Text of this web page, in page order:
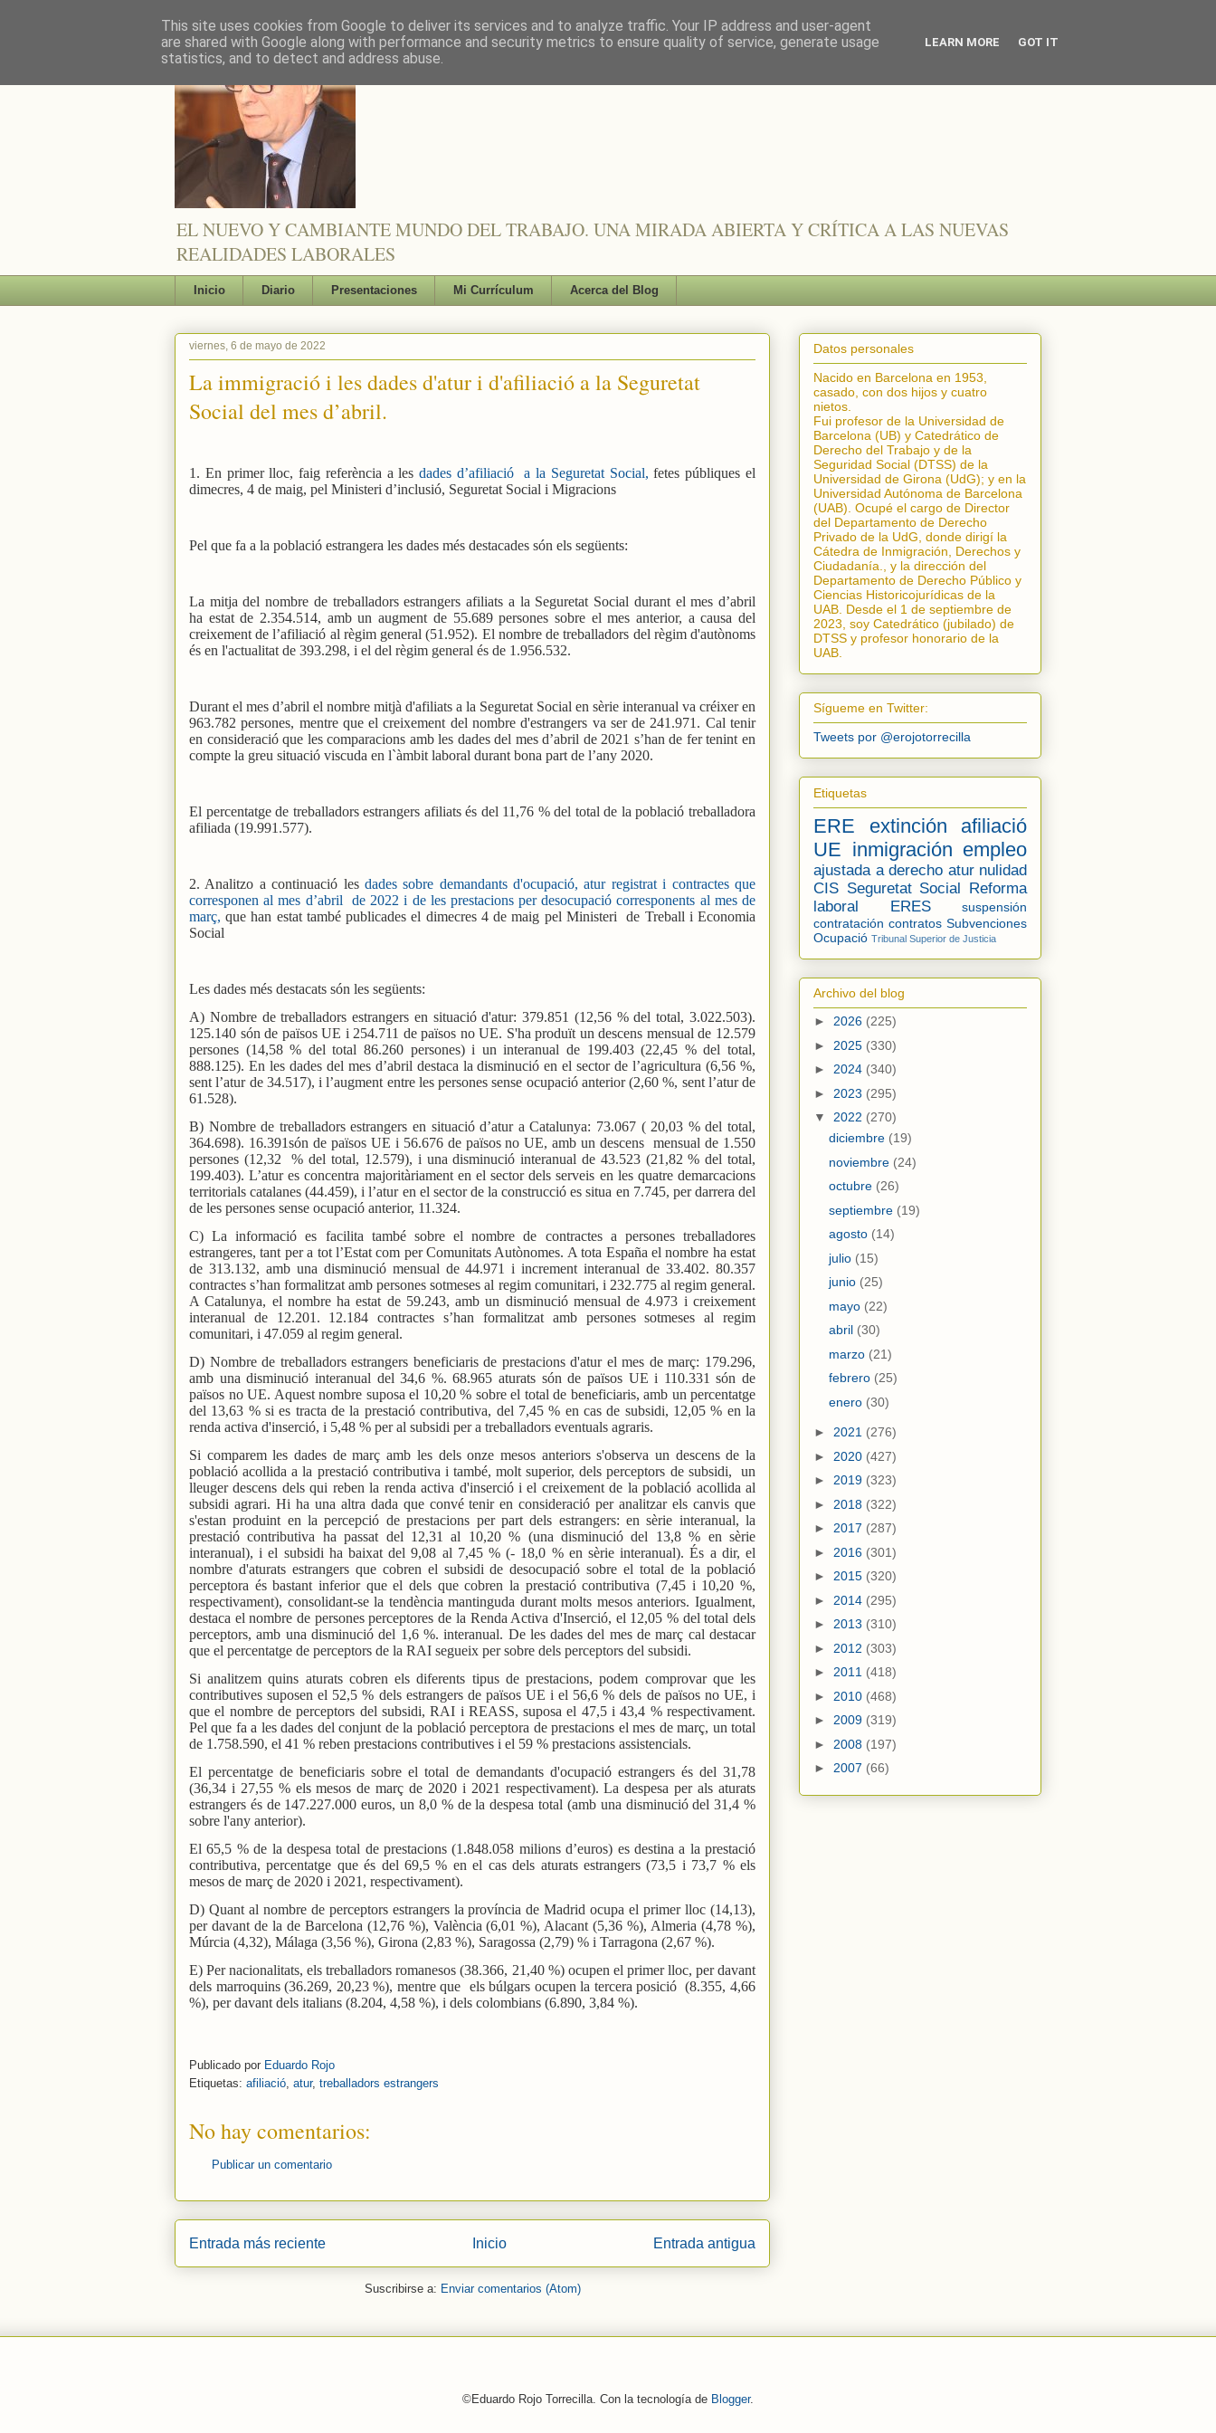
EL NUEVO Y CAMBIANTE MUNDO DEL TRABAJO. UNA MIRADA ABIERTA Y CRÍTICA A LAS NUEVAS
REALIDADES LABORALES
Inicio Diario Presentaciones Mi Currículum Acerca del Blog
viernes, 6 de mayo de 2022
La immigració i les dades d'atur i d'afiliació a la Seguretat
Social del mes d’abril.
1. En primer lloc, faig referència a lesdades d’afiliació a la Seguretat Social, fetes públiques el
dimecres, 4 de maig, pel Ministeri d’inclusió, Seguretat Social i Migracions
Pel que fa a la població estrangera les dades més destacades són els següents:
La mitja del nombre de treballadors estrangers afiliats a la Seguretat Social durant el mes d’abril
ha estat de 2.354.514, amb un augment de 55.689 persones sobre el mes anterior, a causa del
creixement de l’afiliació al règim general (51.952). El nombre de treballadors del règim d'autònoms
és en l'actualitat de 393.298, i el del règim general és de 1.956.532.
Durant el mes d’abril el nombre mitjà d'afiliats a la Seguretat Social en sèrie interanual va créixer en
963.782 persones, mentre que el creixement del nombre d'estrangers va ser de 241.971. Cal tenir
en consideració que les comparacions amb les dades del mes d’abril de 2021 s’han de fer tenint en
compte la greu situació viscuda en l`àmbit laboral durant bona part de l’any 2020.
El percentatge de treballadors estrangers afiliats és del 11,76 % del total de la població treballadora
afiliada (19.991.577).
2. Analitzo a continuació les dades sobre demandants d'ocupació, atur registrat i contractes que
corresponen al mes d’abril
de 2022 i de les prestacions per desocupació corresponents al mes de
març, que han estat també publicades el dimecres 4 de maig pel Ministeri de Treball i Economia
Social
Les dades més destacats són les següents:
A) Nombre de treballadors estrangers en situació d'atur: 379.851 (12,56 % del total, 3.022.503).
125.140 són de països UE i 254.711 de països no UE. S'ha produït un descens mensual de 12.579
persones (14,58 % del total 86.260 persones) i un interanual de 199.403 (22,45 % del total,
888.125). En les dades del mes d’abril destaca la disminució en el sector de l’agricultura (6,56 %,
sent l’atur de 34.517), i l’augment entre les persones sense ocupació anterior (2,60 %, sent l’atur de
61.528).
B) Nombre de treballadors estrangers en situació d’atur a Catalunya: 73.067 ( 20,03 % del total,
364.698). 16.391són de països UE i 56.676 de països no UE, amb un descens mensual de 1.550
persones (12,32 % del total, 12.579), i una disminució interanual de 43.523 (21,82 % del total,
199.403). L’atur es concentra majoritàriament en el sector dels serveis en les quatre demarcacions
territorials catalanes (44.459), i l’atur en el sector de la construcció es situa en 7.745, per darrera del
de les persones sense ocupació anterior, 11.324.
C) La informació es facilita també sobre el nombre de contractes a persones treballadores
estrangeres, tant per a tot l’Estat com per Comunitats Autònomes. A tota España el nombre ha estat
de 313.132, amb una disminució mensual de 44.971 i increment interanual de 33.402. 80.357
contractes s’han formalitzat amb persones sotmeses al regim comunitari, i 232.775 al regim general.
A Catalunya, el nombre ha estat de 59.243, amb un disminució mensual de 4.973 i creixement
interanual de 12.201. 12.184 contractes s’han formalitzat amb persones sotmeses al regim
comunitari, i 47.059 al regim general.
D) Nombre de treballadors estrangers beneficiaris de prestacions d'atur el mes de març: 179.296,
amb una disminució interanual del 34,6 %. 68.965 aturats són de països UE i 110.331 són de
països no UE. Aquest nombre suposa el 10,20 % sobre el total de beneficiaris, amb un percentatge
del 13,63 % si es tracta de la prestació contributiva, del 7,45 % en cas de subsidi, 12,05 % en la
renda activa d'inserció, i 5,48 % per al subsidi per a treballadors eventuals agraris.
Si comparem les dades de març amb les dels onze mesos anteriors s'observa un descens de la
població acollida a la prestació contributiva i també, molt superior, dels perceptors de subsidi, un
lleuger descens dels qui reben la renda activa d'inserció i el creixement de la població acollida al
subsidi agrari. Hi ha una altra dada que convé tenir en consideració per analitzar els canvis que
s'estan produint en la percepció de prestacions per part dels estrangers: en sèrie interanual, la
prestació contributiva ha passat del 12,31 al 10,20 % (una disminució del 13,8 % en sèrie
interanual), i el subsidi ha baixat del 9,08 al 7,45 % (- 18,0 % en sèrie interanual). És a dir, el
nombre d'aturats estrangers que cobren el subsidi de desocupació sobre el total de la població
perceptora és bastant inferior que el dels que cobren la prestació contributiva (7,45 i 10,20 %,
respectivament), consolidant-se la tendència mantinguda durant molts mesos anteriors. Igualment,
destaca el nombre de persones perceptores de la Renda Activa d'Inserció, el 12,05 % del total dels
perceptors, amb una disminució del 1,6 %. interanual. De les dades del mes de març cal destacar
que el percentatge de perceptors de la RAI segueix per sobre dels perceptors del subsidi.
Si analitzem quins aturats cobren els diferents tipus de prestacions, podem comprovar que les
contributives suposen el 52,5 % dels estrangers de països UE i el 56,6 % dels de països no UE, i
que el nombre de perceptors del subsidi, RAI i REASS, suposa el 47,5 i 43,4 % respectivament.
Pel que fa a les dades del conjunt de la població perceptora de prestacions el mes de març, un total
de 1.758.590, el 41 % reben prestacions contributives i el 59 % prestacions assistencials.
El percentatge de beneficiaris sobre el total de demandants d'ocupació estrangers és del 31,78
(36,34 i 27,55 % els mesos de març de 2020 i 2021 respectivament). La despesa per als aturats
estrangers és de 147.227.000 euros, un 8,0 % de la despesa total (amb una disminució del 31,4 %
sobre l'any anterior).
El 65,5 % de la despesa total de prestacions (1.848.058 milions d’euros) es destina a la prestació
contributiva, percentatge que és del 69,5 % en el cas dels aturats estrangers (73,5 i 73,7 % els
mesos de març de 2020 i 2021, respectivament).
D) Quant al nombre de perceptors estrangers la província de Madrid ocupa el primer lloc (14,13),
per davant de la de Barcelona (12,76 %), València (6,01 %), Alacant (5,36 %), Almeria (4,78 %),
Múrcia (4,32), Málaga (3,56 %), Girona (2,83 %), Saragossa (2,79) % i Tarragona (2,67 %).
E) Per nacionalitats, els treballadors romanesos (38.366, 21,40 %) ocupen el primer lloc, per davant
dels marroquins (36.269, 20,23 %), mentre que els búlgars ocupen la tercera posició (8.355, 4,66
%), per davant dels italians (8.204, 4,58 %), i dels colombians (6.890, 3,84 %).
Publicado por Eduardo Rojo
Etiquetas: afiliació, atur, treballadors estrangers
No hay comentarios:
Publicar un comentario
Entrada más reciente Entrada antigua
Inicio
Suscribirse a: Enviar comentarios (Atom)
Datos personales
Nacido en Barcelona en 1953,
casado, con dos hijos y cuatro
nietos.
Fui profesor de la Universidad de
Barcelona (UB) y Catedrático de
Derecho del Trabajo y de la
Seguridad Social (DTSS) de la
Universidad de Girona (UdG); y en la
Universidad Autónoma de Barcelona
(UAB). Ocupé el cargo de Director
del Departamento de Derecho
Privado de la UdG, donde dirigí la
Cátedra de Inmigración, Derechos y
Ciudadanía.
, y la dirección del
Departamento de Derecho Público y
Ciencias Historicojurídicas de la
UAB. Desde el 1 de septiembre de
2023, soy Catedrático (jubilado) de
DTSS y profesor honorario de la
UAB.
Sígueme en Twitter:
Tweets por @erojotorrecilla
Etiquetas
ERE extinción
afiliació
UE inmigración empleo
ajustada a derecho atur nulidad
CIS Seguretat Social Reforma
laboral
ERES
suspensión
contratación contratos Subvenciones
Ocupació Tribunal Superior de Justicia
Archivo del blog
► 2026 (225)
► 2025 (330)
► 2024 (340)
► 2023 (295)
▼ 2022 (270)
diciembre (19)
noviembre (24)
octubre (26)
septiembre (19)
agosto (14)
julio (15)
junio (25)
mayo (22)
abril (30)
marzo (21)
febrero (25)
enero (30)
► 2021 (276)
► 2020 (427)
► 2019 (323)
► 2018 (322)
► 2017 (287)
► 2016 (301)
► 2015 (320)
► 2014 (295)
► 2013 (310)
► 2012 (303)
► 2011 (418)
► 2010 (468)
► 2009 (319)
► 2008 (197)
► 2007 (66)
©Eduardo Rojo Torrecilla. Con la tecnología de Blogger.
This site uses cookies from Google to deliver its services and to analyze traffic. Your IP address and user-agent
are shared with Google along with performance and security metrics to ensure quality of service, generate usage
statistics, and to detect and address abuse.
LEARN MORE GOT IT